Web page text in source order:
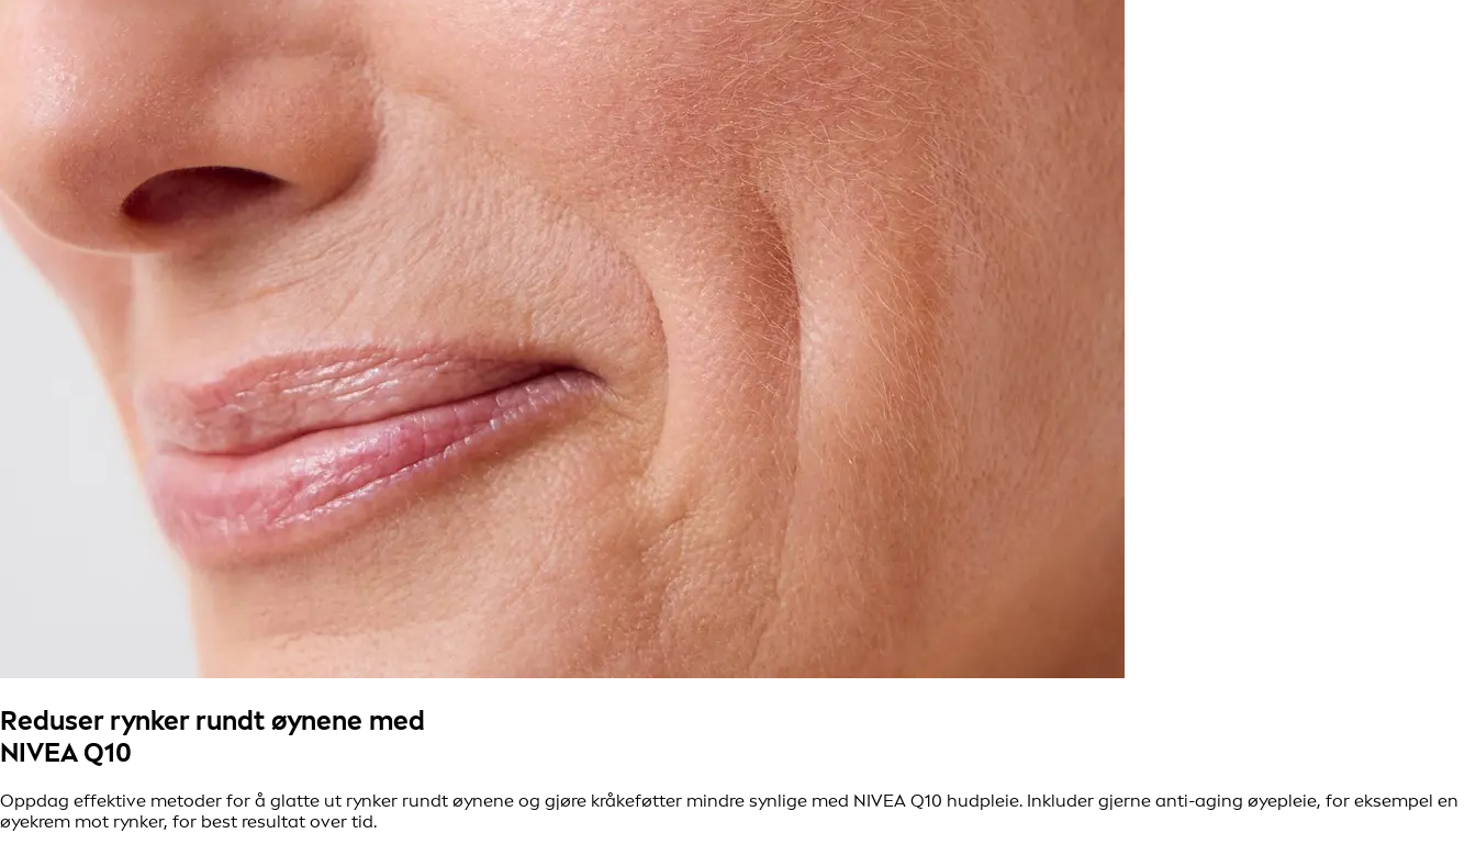
Reduser rynker rundt øynene med
NIVEA Q10
Oppdag effektive metoder for å glatte ut rynker rundt øynene og gjøre kråkeføtter mindre synlige med NIVEA Q10 hudpleie. Inkluder gjerne anti-aging øyepleie, for eksempel en
øyekrem mot rynker, for best resultat over tid.